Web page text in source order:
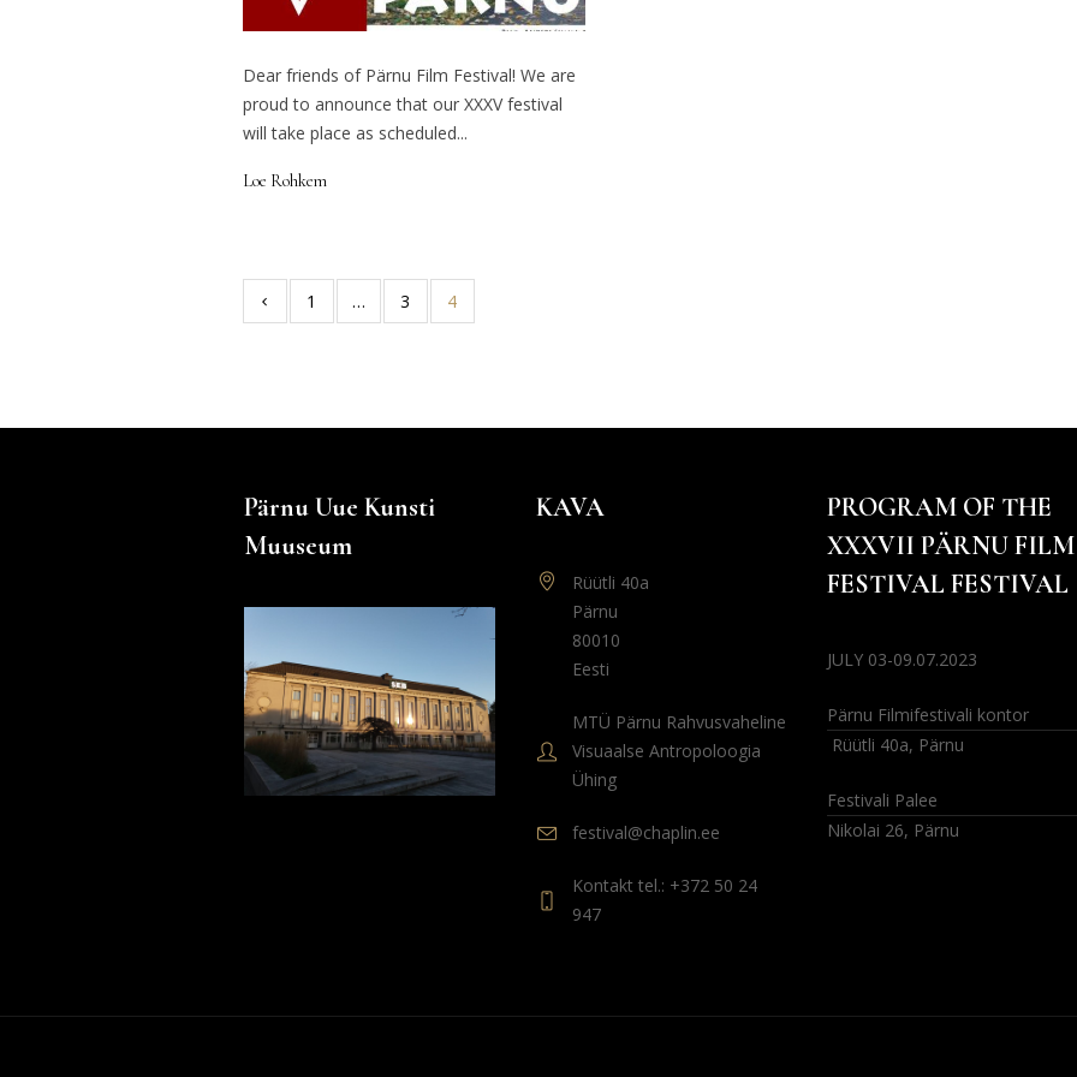
Dear friends of Pärnu Film Festival! We are
proud to announce that our XXXV festival
will take place as scheduled...
Loe Rohkem
1 … 3 4
Pärnu Uue Kunsti
Muuseum
KAVA
Rüütli 40a
Pärnu
80010
Eesti
MTÜ Pärnu Rahvusvaheline
Visuaalse Antropoloogia
Ühing
festival@chaplin.ee
Kontakt tel.: +372 50 24
947
PROGRAM OF THE
XXXVII PÄRNU FILM
FESTIVAL FESTIVAL
JULY 03-09.07.2023
Pärnu Filmifestivali kontor
Rüütli 40a, Pärnu
Festivali Palee
Nikolai 26, Pärnu